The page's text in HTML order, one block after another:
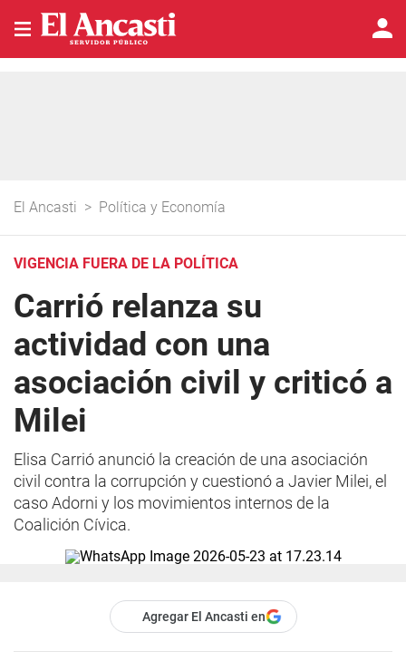
El Ancasti > Política y Economía
VIGENCIA FUERA DE LA POLÍTICA
Carrió relanza su
actividad con una
asociación civil y criticó a
Milei
Elisa Carrió anunció la creación de una asociación
civil contra la corrupción y cuestionó a Javier Milei, el
caso Adorni y los movimientos internos de la
Coalición Cívica.
Agregar El Ancasti en